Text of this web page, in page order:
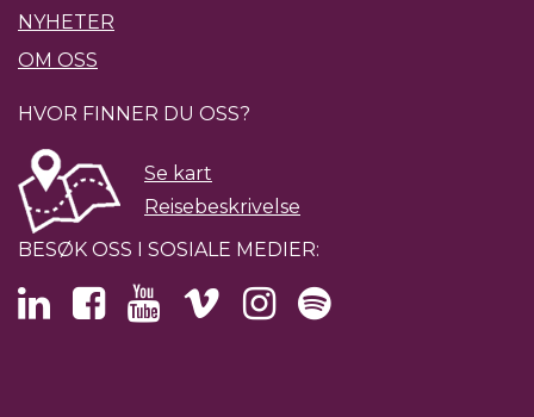
NYHETER
OM OSS
HVOR FINNER DU OSS?
Se kart
Reisebeskrivelse
BESØK OSS I SOSIALE MEDIER: